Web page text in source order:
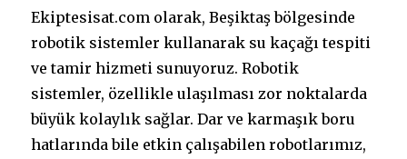
Ekiptesisat.com olarak, Beşiktaş bölgesinde
robotik sistemler kullanarak su kaçağı tespiti
ve tamir hizmeti sunuyoruz. Robotik
sistemler, özellikle ulaşılması zor noktalarda
büyük kolaylık sağlar. Dar ve karmaşık boru
hatlarında bile etkin çalışabilen robotlarımız,